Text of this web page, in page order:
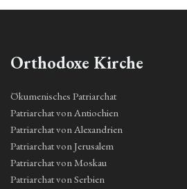
Orthodoxe Kirche
Ökumenisches Patriarchat
Patriarchat von Antiochien
Patriarchat von Alexandrien
Patriarchat von Jerusalem
Patriarchat von Moskau
Patriarchat von Serbien